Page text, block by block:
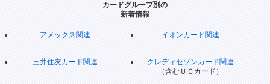
カードグループ別の
新着情報
アメックス関連 イオンカード関連
三井住友カード関連
クレディセゾンカード関連
（含むＵＣカード）